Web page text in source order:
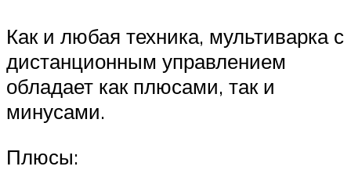
Как и любая техника, мультиварка с
дистанционным управлением
обладает как плюсами, так и
минусами.
Плюсы: